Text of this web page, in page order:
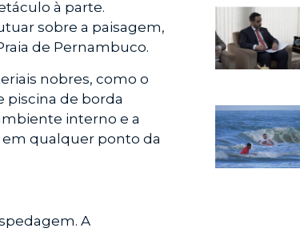
à parte.
sobre a paisagem,
de Pernambuco.
nobres, como o
de borda
interno e a
em qualquer ponto da
A